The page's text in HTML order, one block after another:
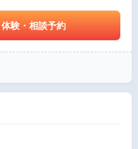
体験・相談予約